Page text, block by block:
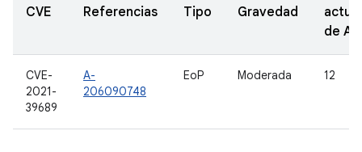
CVE Referencias Tipo Gravedad
de
CVE-
2021-
39689
A-
206090748
EoP Moderada 12